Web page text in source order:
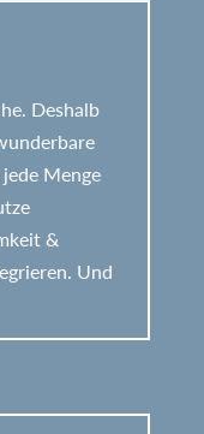
Deshalb
Menge
&
Und